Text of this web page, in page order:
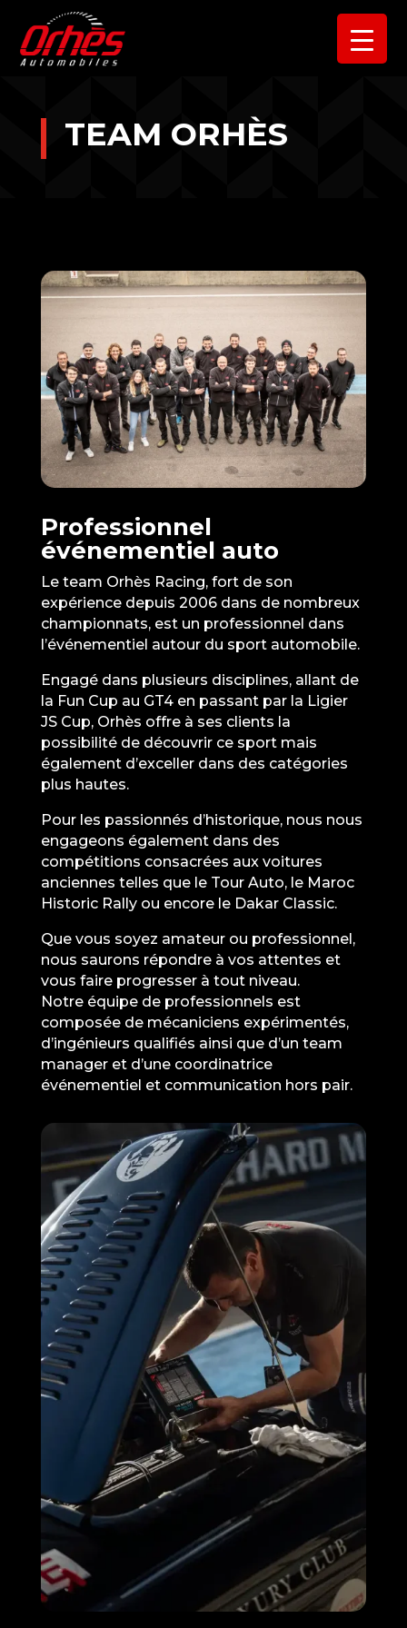
TEAM ORHÈS
Professionnel
événementiel auto
Le team Orhès Racing, fort de son
expérience depuis 2006 dans de nombreux
championnats, est un professionnel dans
l’événementiel autour du sport automobile.
Engagé dans plusieurs disciplines, allant de
la Fun Cup au GT4 en passant par la Ligier
JS Cup, Orhès offre à ses clients la
possibilité de découvrir ce sport mais
également d’exceller dans des catégories
plus hautes.
Pour les passionnés d’historique, nous nous
engageons également dans des
compétitions consacrées aux voitures
anciennes telles que le Tour Auto, le Maroc
Historic Rally ou encore le Dakar Classic.
Que vous soyez amateur ou professionnel,
nous saurons répondre à vos attentes et
vous faire progresser à tout niveau.
Notre équipe de professionnels est
composée de mécaniciens expérimentés,
d’ingénieurs qualifiés ainsi que d’un team
manager et d’une coordinatrice
événementiel et communication hors pair.